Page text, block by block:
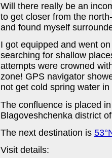
Will there really be an
to get closer from the
and found myself
I got equipped and went
searching for shallow
attempts were crowned
zone! GPS navigator
not get cold spring water
The confluence is placed
Blagoveshchenka district
The next destination is
Visit details: